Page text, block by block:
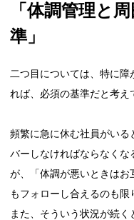
「体調管理と
準」
二つ目については、特に
れば、必須の基準だと考え
頻繁に急に休む社員がいる
バーしなければならなくな
が、「体調が悪いときはお
もフォローし合えるのも限
また、そういう状況が続